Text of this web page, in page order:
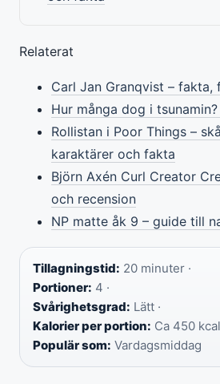
Relaterat
Carl Jan Granqvist –
Hur många dog i
Rollistan i Poor Things –
karaktärer och fakta
Björn Axén Curl Creator
och recension
NP matte åk 9 – guide till
Tillagningstid: 20 minuter ·
Portioner: 4 ·
Svårighetsgrad: Lätt ·
Kalorier per portion: Ca 450 kcal
Populär som: Vardagsmiddag